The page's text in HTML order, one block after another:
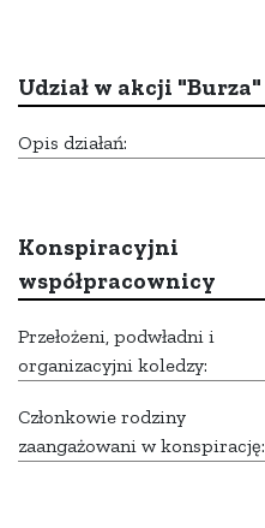
Udział w akcji "Burza"
Opis działań:
Konspiracyjni
współpracownicy
Przełożeni, podwładni i
organizacyjni koledzy:
Członkowie rodziny
zaangażowani w konspirację: